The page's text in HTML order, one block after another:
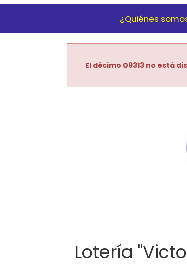
¿Quiénes
El décimo 09313 no está
Lotería